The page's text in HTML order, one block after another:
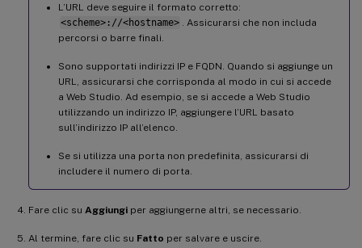
L’URL deve seguire il formato corretto:
<scheme>://<hostname>
. Assicurarsi che non includa
percorsi o barre finali.
Sono supportati indirizzi IP e FQDN. Quando si aggiunge un
URL, assicurarsi che corrisponda al modo in cui si accede
a Web Studio. Ad esempio, se si accede a Web Studio
utilizzando un indirizzo IP, aggiungere l’URL basato
sull’indirizzo IP all’elenco.
Se si utilizza una porta non predefinita, assicurarsi di
includere il numero di porta.
Fare clic su Aggiungi per aggiungerne altri, se necessario.
Al termine, fare clic su Fatto per salvare e uscire.